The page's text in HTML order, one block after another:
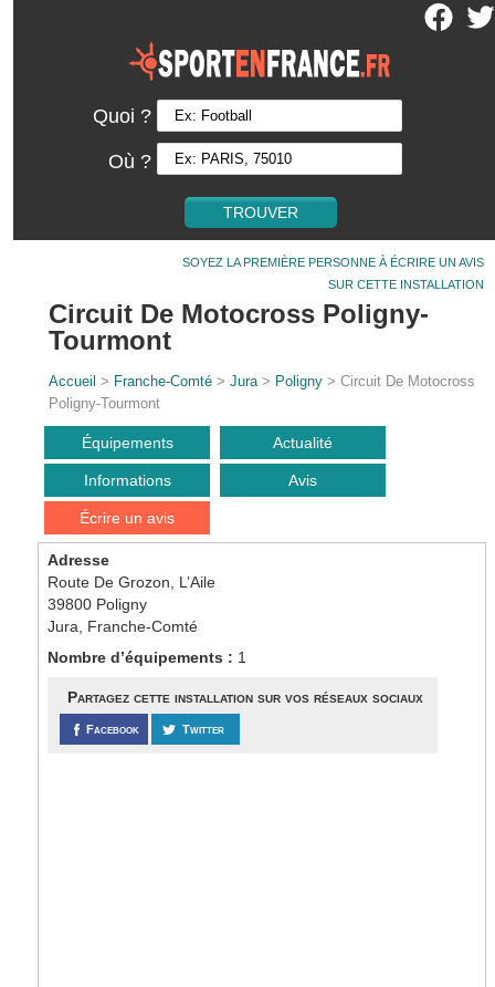
Quoi ?
Où ?
SOYEZ LA PREMIÈRE PERSONNE À ÉCRIRE UN AVIS
SUR CETTE INSTALLATION
Circuit De Motocross Poligny-
Tourmont
Accueil > Franche-Comté >Jura> Poligny > Circuit De Motocross
Poligny-Tourmont
Équipements Actualité
Informations Avis
Écrire un avis
Adresse
Route De Grozon, L’Aile
39800 Poligny
Jura, Franche-Comté
Nombre d’équipements : 1
Partagez cette installation sur vos réseaux sociaux
Facebook Twitter